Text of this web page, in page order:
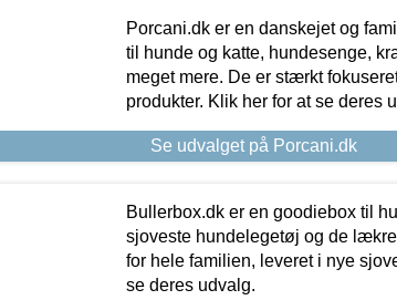
Porcani.dk er en danskejet og
til hunde og katte, hundesenge,
meget mere. De er stærkt
produkter. Klik her for at se deres
Se udvalget på Porcani.dk
Bullerbox.dk er en goodiebox til
sjoveste hundelegetøj og de
for hele familien, leveret i nye
se deres udvalg.